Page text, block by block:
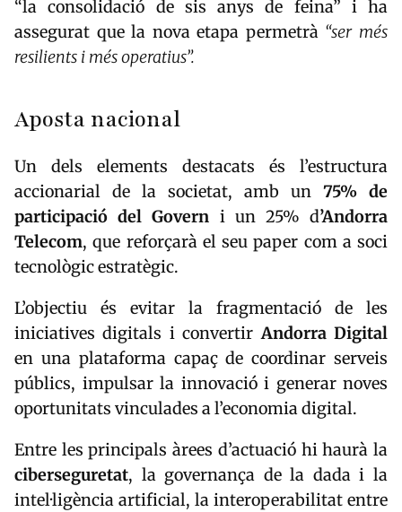
“la consolidació de sis anys de feina” i ha
assegurat que la nova etapa permetrà “ser més
resilients i més operatius”.
Aposta nacional
Un dels elements destacats és l’estructura
accionarial de la societat, amb un 75% de
participació del Govern i un 25% d’Andorra
Telecom, que reforçarà el seu paper com a soci
tecnològic estratègic.
L’objectiu és evitar la fragmentació de les
iniciatives digitals i convertirAndorra Digital
en una plataforma capaç de coordinar serveis
públics, impulsar la innovació i generar noves
oportunitats vinculades a l’economia digital.
Entre les principals àrees d’actuació hi haurà la
ciberseguretat, la governança de la dada i la
intel·ligència artificial, la interoperabilitat entre